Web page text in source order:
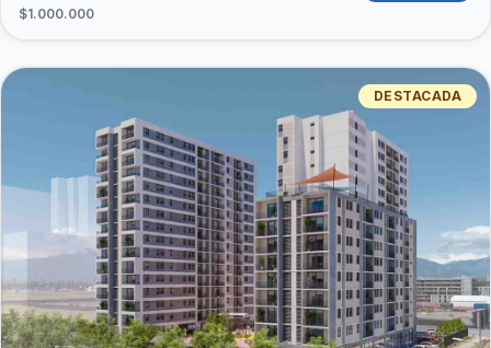
$1.000.000
DESTACADA